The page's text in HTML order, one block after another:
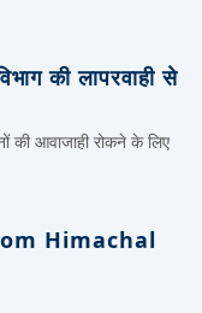
की लापरवाही से
की आवाजाही रोकने के लिए
Himachal